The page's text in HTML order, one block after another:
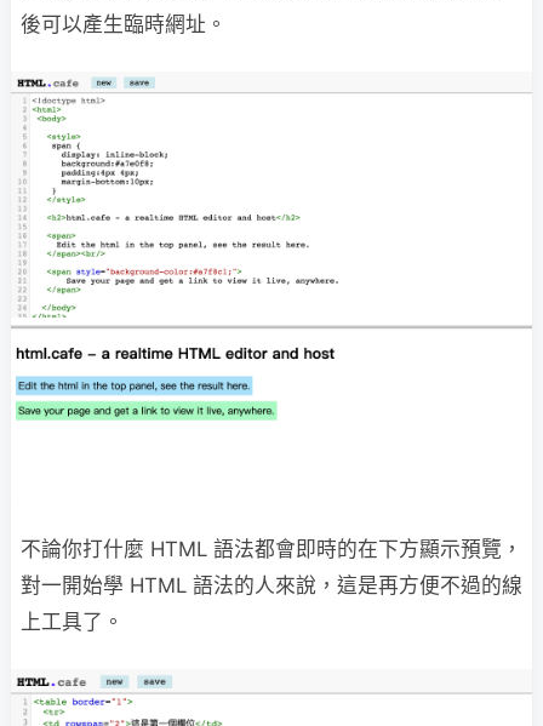
後可以產生臨時網址。
不論你打什麼 HTML 語法都會即時的在下方顯示預覽，
對一開始學 HTML 語法的人來說，這是再方便不過的線
上工具了。